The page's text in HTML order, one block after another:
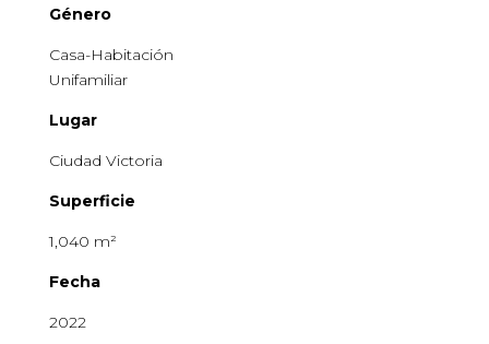
Género
Casa-Habitación
Unifamiliar
Lugar
Ciudad Victoria
Superficie
1,040 m²
Fecha
2022